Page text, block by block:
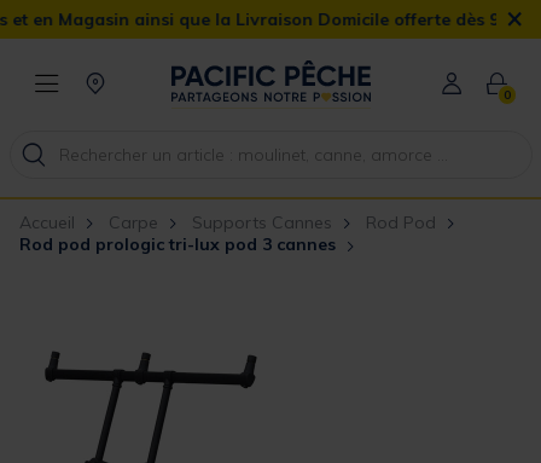
ainsi que la Livraison Domicile offerte dès 90€ ×
0
Accueil Carpe Supports Cannes
Rod Pod
Rod pod prologic tri-lux pod 3 cannes